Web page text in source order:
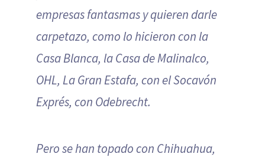
empresas fantasmas y quieren darle
carpetazo, como lo hicieron con la
Casa Blanca, la Casa de Malinalco,
OHL, La Gran Estafa, con el Socavón
Exprés, con Odebrecht.
Pero se han topado con Chihuahua,